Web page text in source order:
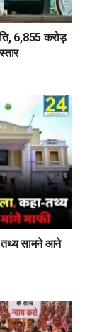
6,855 करोड़
तथ्य सामने आने